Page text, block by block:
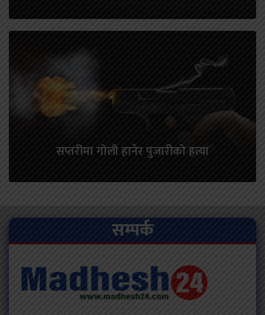
सप्तरीमा गोली हानेर पुजारीको हत्या
सम्पर्क